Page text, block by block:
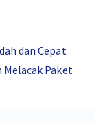
dan Cepat
Melacak Paket